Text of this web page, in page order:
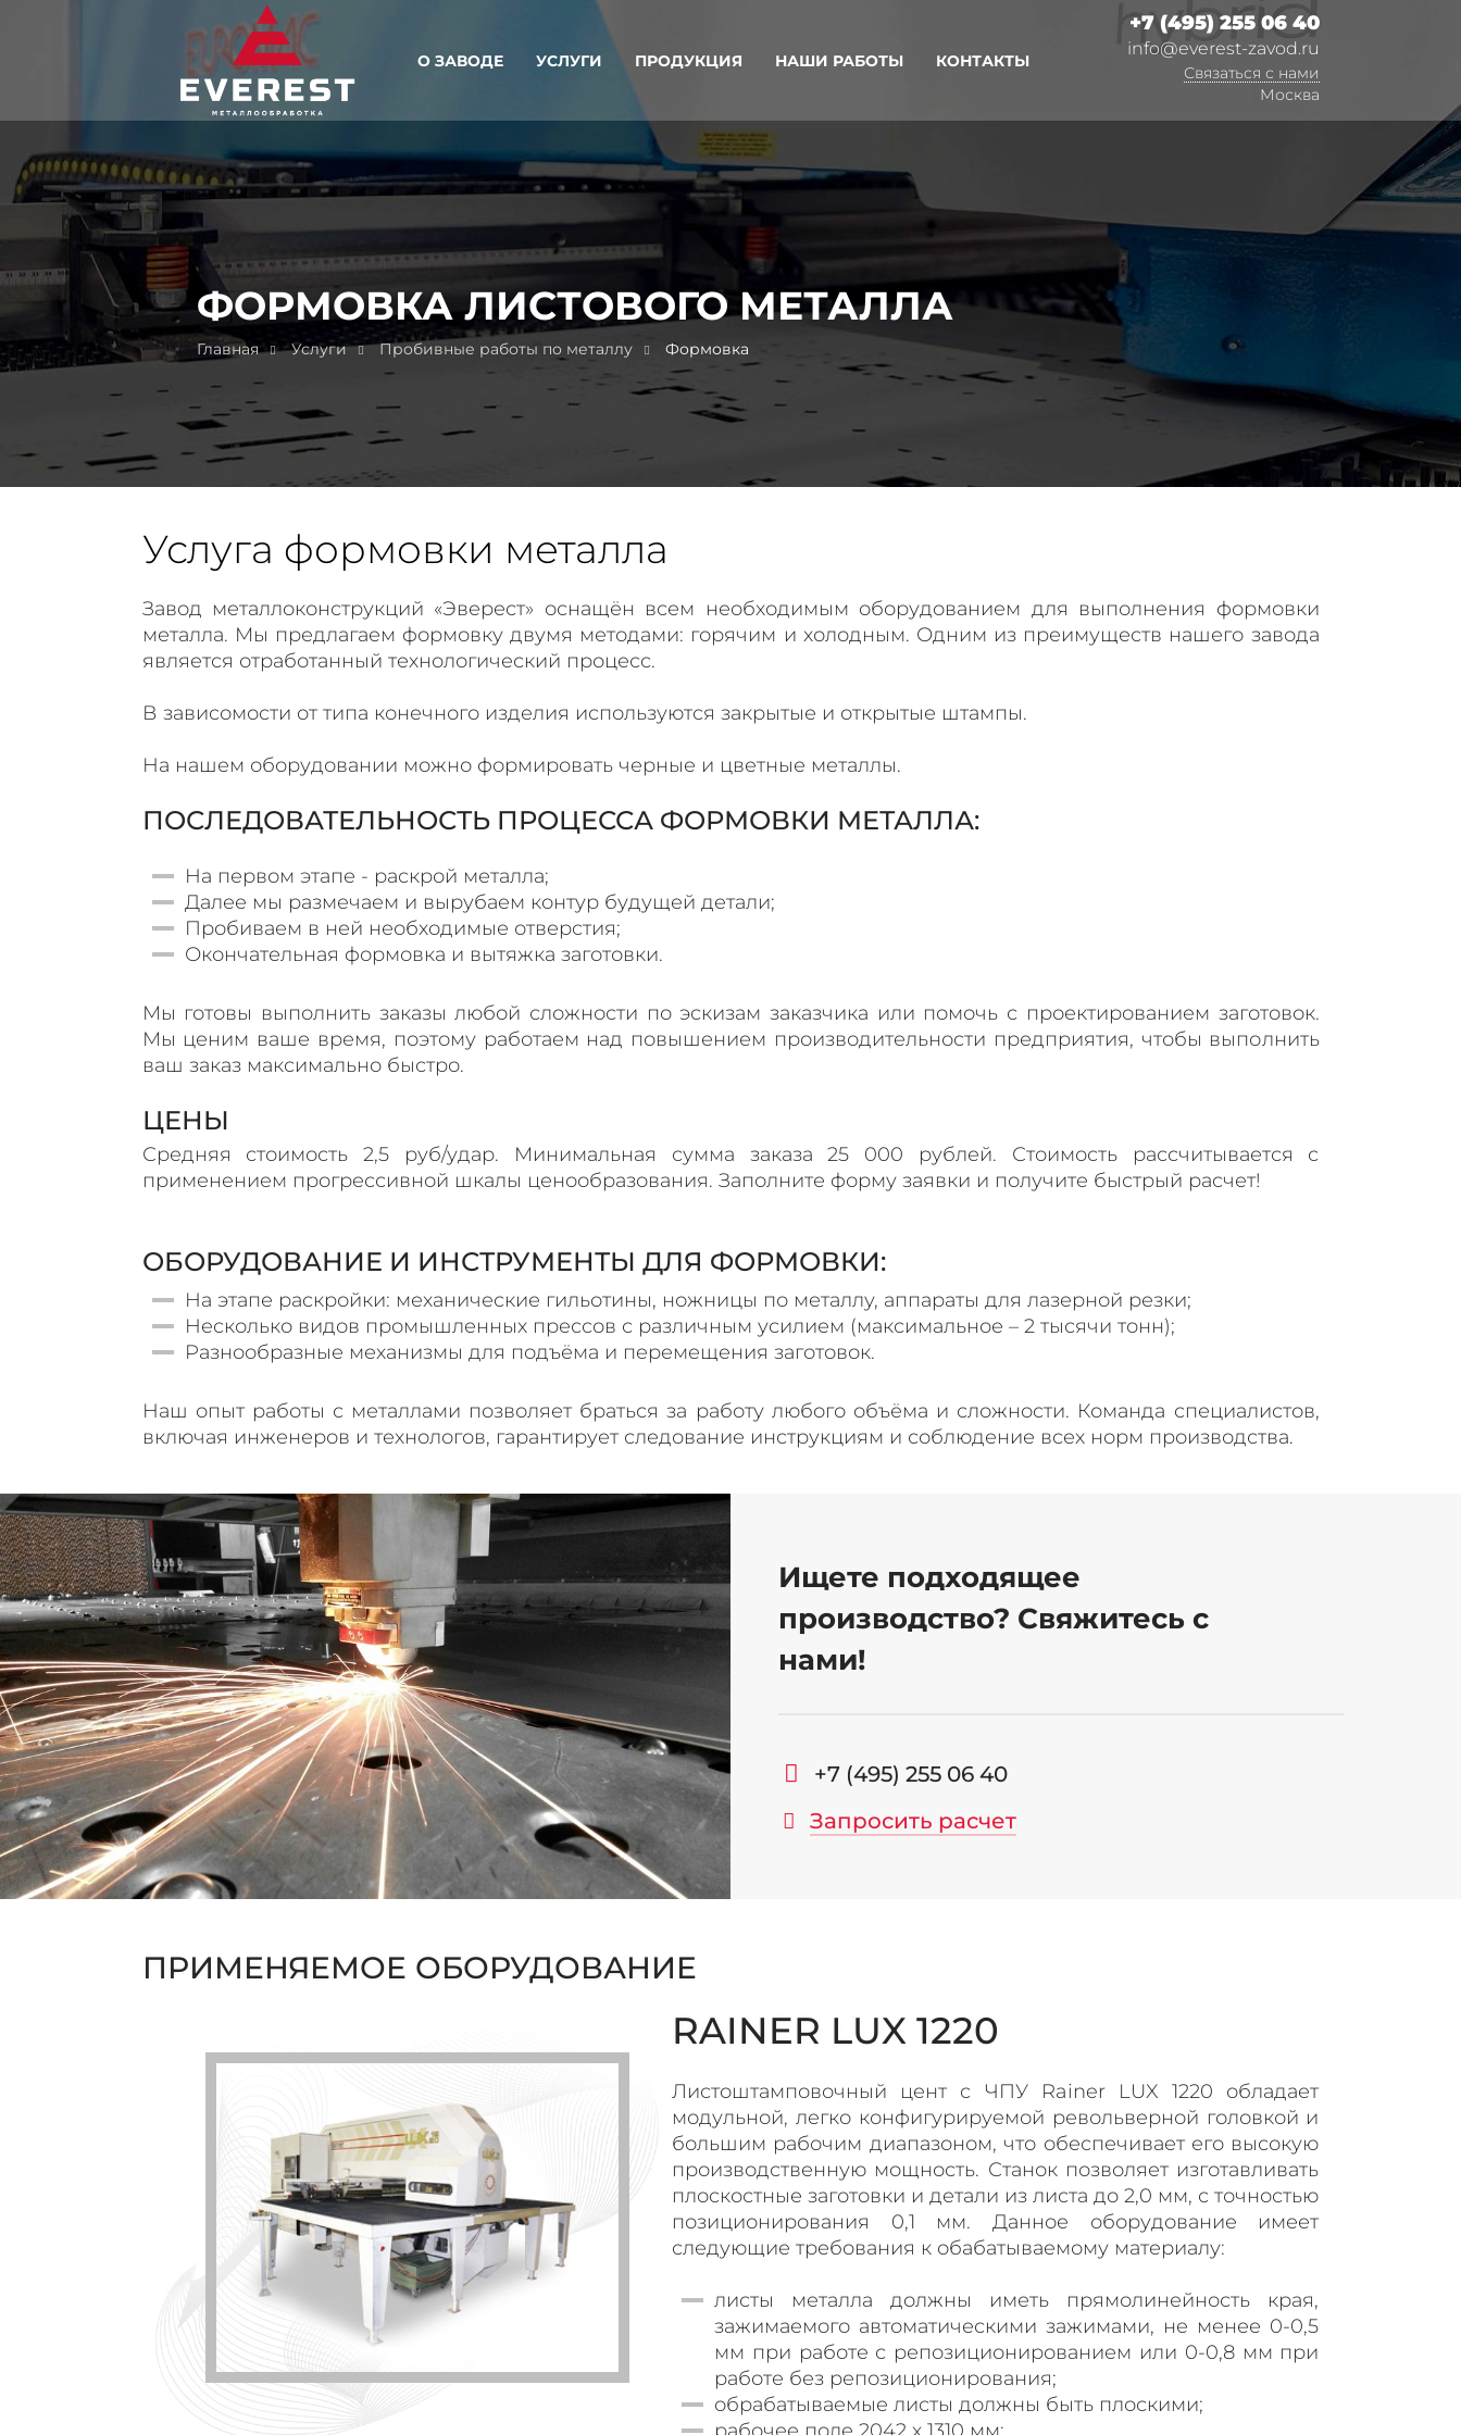
О ЗАВОДЕ УСЛУГИ ПРОДУКЦИЯ НАШИ РАБОТЫ КОНТАКТЫ
+7 (495) 255 06 40
info@everest-zavod.ru
Связаться с нами
Москва
ФОРМОВКА ЛИСТОВОГО МЕТАЛЛА
Главная Услуги Пробивные работы по металлу Формовка
Услуга формовки металла
Завод металлоконструкций «Эверест» оснащён всем необходимым оборудованием для выполнения формовки
металла. Мы предлагаем формовку двумя методами: горячим и холодным. Одним из преимуществ нашего завода
является отработанный технологический процесс.
В зависомости от типа конечного изделия используются закрытые и открытые штампы.
На нашем оборудовании можно формировать черные и цветные металлы.
ПОСЛЕДОВАТЕЛЬНОСТЬ ПРОЦЕССА ФОРМОВКИ МЕТАЛЛА:
На первом этапе - раскрой металла;
Далее мы размечаем и вырубаем контур будущей детали;
Пробиваем в ней необходимые отверстия;
Окончательная формовка и вытяжка заготовки.
Мы готовы выполнить заказы любой сложности по эскизам заказчика или помочь с проектированием заготовок.
Мы ценим ваше время, поэтому работаем над повышением производительности предприятия, чтобы выполнить
ваш заказ максимально быстро.
ЦЕНЫ
Средняя стоимость 2,5 руб/удар. Минимальная сумма заказа 25 000 рублей. Стоимость рассчитывается с
применением прогрессивной шкалы ценообразования. Заполните форму заявки и получите быстрый расчет!
ОБОРУДОВАНИЕ И ИНСТРУМЕНТЫ ДЛЯ ФОРМОВКИ:
На этапе раскройки: механические гильотины, ножницы по металлу, аппараты для лазерной резки;
Несколько видов промышленных прессов с различным усилием (максимальное – 2 тысячи тонн);
Разнообразные механизмы для подъёма и перемещения заготовок.
Наш опыт работы с металлами позволяет браться за работу любого объёма и сложности. Команда специалистов,
включая инженеров и технологов, гарантирует следование инструкциям и соблюдение всех норм производства.
Ищете подходящее
производство? Свяжитесь с
нами!
+7 (495) 255 06 40
Запросить расчет
ПРИМЕНЯЕМОЕ ОБОРУДОВАНИЕ
RAINER LUX 1220
Листоштамповочный цент с ЧПУ Rainer LUX 1220 обладает
модульной, легко конфигурируемой револьверной головкой и
большим рабочим диапазоном, что обеспечивает его высокую
производственную мощность. Станок позволяет изготавливать
плоскостные заготовки и детали из листа до 2,0 мм, с точностью
позиционирования 0,1 мм. Данное оборудование имеет
следующие требования к обабатываемому материалу:
листы металла должны иметь прямолинейность края,
зажимаемого автоматическими зажимами, не менее 0-0,5
мм при работе с репозиционированием или 0-0,8 мм при
работе без репозиционирования;
обрабатываемые листы должны быть плоскими;